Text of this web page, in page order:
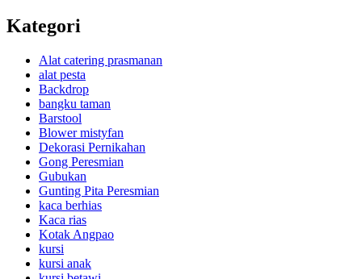
Kategori
Alat catering prasmanan
alat pesta
Backdrop
bangku taman
Barstool
Blower mistyfan
Dekorasi Pernikahan
Gong Peresmian
Gubukan
Gunting Pita Peresmian
kaca berhias
Kaca rias
Kotak Angpao
kursi
kursi anak